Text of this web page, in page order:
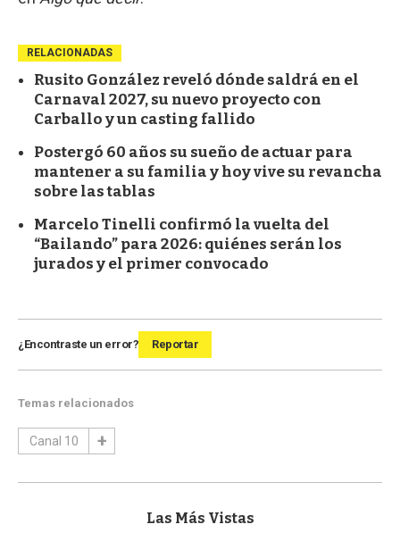
RELACIONADAS
Rusito González reveló dónde saldrá en el
Carnaval 2027, su nuevo proyecto con
Carballo y un casting fallido
Postergó 60 años su sueño de actuar para
mantener a su familia y hoy vive su revancha
sobre las tablas
Marcelo Tinelli confirmó la vuelta del
“Bailando” para 2026: quiénes serán los
jurados y el primer convocado
¿Encontraste un error? Reportar
Temas relacionados
Canal 10
Las Más Vistas